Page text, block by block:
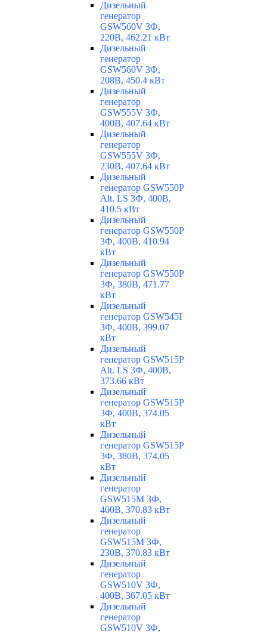
Дизельный
генератор
GSW560V 3Ф,
220В, 462.21 кВт
Дизельный
генератор
GSW560V 3Ф,
208В, 450.4 кВт
Дизельный
генератор
GSW555V 3Ф,
400В, 407.64 кВт
Дизельный
генератор
GSW555V 3Ф,
230В, 407.64 кВт
Дизельный
генератор GSW550P
Alt. LS 3Ф, 400В,
410.5 кВт
Дизельный
генератор GSW550P
3Ф, 400В, 410.94
кВт
Дизельный
генератор GSW550P
3Ф, 380В, 471.77
кВт
Дизельный
генератор GSW545I
3Ф, 400В, 399.07
кВт
Дизельный
генератор GSW515P
Alt. LS 3Ф, 400В,
373.66 кВт
Дизельный
генератор GSW515P
3Ф, 400В, 374.05
кВт
Дизельный
генератор GSW515P
3Ф, 380В, 374.05
кВт
Дизельный
генератор
GSW515M 3Ф,
400В, 370.83 кВт
Дизельный
генератор
GSW515M 3Ф,
230В, 370.83 кВт
Дизельный
генератор
GSW510V 3Ф,
400В, 367.05 кВт
Дизельный
генератор
GSW510V 3Ф,